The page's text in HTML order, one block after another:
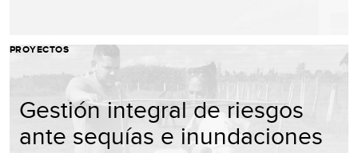
PROYECTOS
Gestión integral de riesgos
ante sequías e inundaciones